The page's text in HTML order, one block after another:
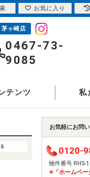
茅ヶ崎店
0467-73-
9085
テンツ 私
お気軽にお問
0120-
物件番号 RHS-
※「ホームペー
お気に入り